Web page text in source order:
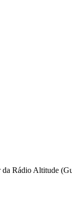
da Rádio Altitude